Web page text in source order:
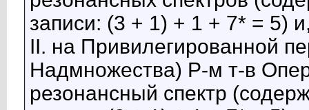
записи: (3 + 1) + 1 + 7* = 5)
II. на Привилегированной
Надмножества) Р-м т-в
резонансный спектр